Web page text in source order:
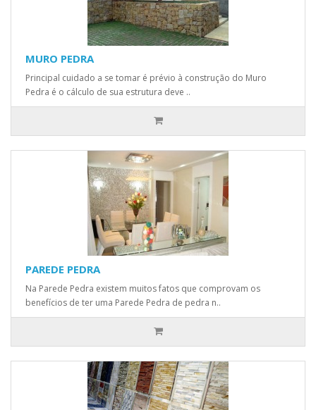
MURO PEDRA
Principal cuidado a se tomar é prévio à construção do Muro
Pedra é o cálculo de sua estrutura deve ..
PAREDE PEDRA
Na Parede Pedra existem muitos fatos que comprovam os
benefícios de ter uma Parede Pedra de pedra n..